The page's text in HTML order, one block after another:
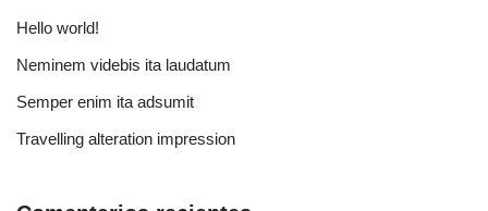
Hello world!
Neminem videbis ita laudatum
Semper enim ita adsumit
Travelling alteration impression